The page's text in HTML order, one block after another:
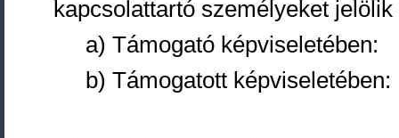
kapcsolattartó személyeket jelölik
a) Támogató
b) Támogatott